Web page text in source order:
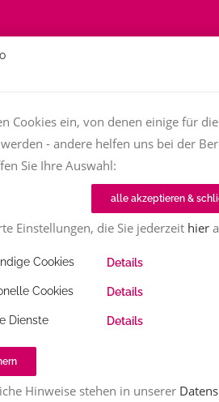
2165
liest aus „Märchenhaft wandern.
„Heimatschätze OWL“ (erscheint
liest aus „Auf das Leben!" in
Cookies ein, von denen einige für
- andere helfen uns bei der
Sie Ihre Auswahl:
alle akzeptieren &
Einstellungen, die Sie jederzeit hier
Cookies Details
Cookies Details
Dienste Details
Hinweise stehen in unserer